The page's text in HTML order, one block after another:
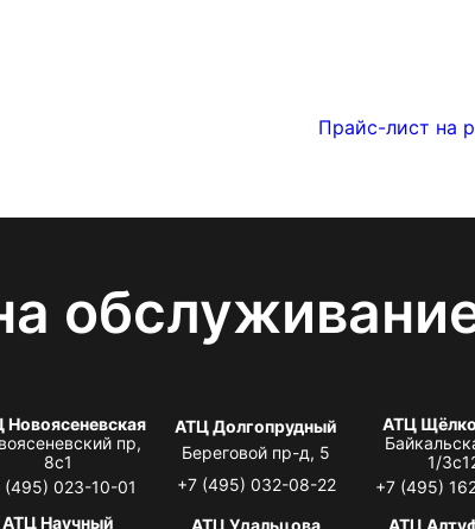
Прайс-лист на
Новоясеневская
пр,
8с1
(495) 023-10-01
АТЦ Долгопрудный
Береговой пр-д, 5
+7 (495) 032-08-22
АТЦ
1/
+7 (495)
АТЦ Научный
АТЦ Удальцова
АТЦ